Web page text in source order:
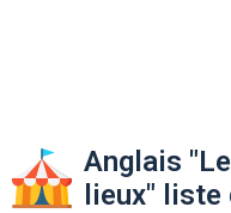
Anglais
lieux" liste